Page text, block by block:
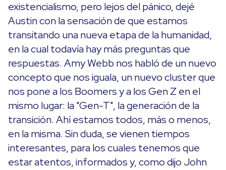
existencialismo, pero lejos del pánico, dejé
Austin con la sensación de que estamos
transitando una nueva etapa de la humanidad,
en la cual todavía hay más preguntas que
respuestas. Amy Webb nos habló de un nuevo
concepto que nos iguala, un nuevo cluster que
nos pone a los Boomers y a los Gen Z en el
mismo lugar: la "Gen-T", la generación de la
transición. Ahí estamos todos, más o menos,
en la misma. Sin duda, se vienen tiempos
interesantes, para los cuales tenemos que
estar atentos, informados y, como dijo John